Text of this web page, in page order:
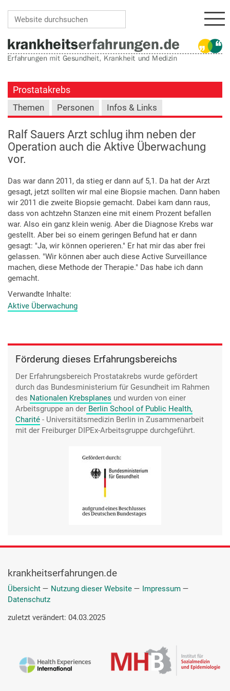
Prostatakrebs
Themen Personen Infos & Links
Ralf Sauers Arzt schlug ihm neben der
Operation auch die Aktive Überwachung
vor.
Das war dann 2011, da stieg er dann auf 5,1. Da hat der Arzt
gesagt, jetzt sollten wir mal eine Biopsie machen. Dann haben
wir 2011 die zweite Biopsie gemacht. Dabei kam dann raus,
dass von achtzehn Stanzen eine mit einem Prozent befallen
war. Also ein ganz klein wenig. Aber die Diagnose Krebs war
gestellt. Aber bei so einem geringen Befund hat er dann
gesagt: "Ja, wir können operieren." Er hat mir das aber frei
gelassen. "Wir können aber auch diese Active Surveillance
machen, diese Methode der Therapie." Das habe ich dann
gemacht.
Verwandte Inhalte
Aktive Überwachung
Förderung dieses Erfahrungsbereichs
Der Erfahrungsbereich Prostatakrebs wurde gefördert
durch das Bundesministerium für Gesundheit im Rahmen
des Nationalen Krebsplanes und wurden von einer
Arbeitsgruppe an der Berlin School of Public Health,
Charité - Universitätsmedizin Berlin in Zusammenarbeit
mit der Freiburger DIPEx-Arbeitsgruppe durchgeführt.
krankheitserfahrungen.de
Übersicht — Nutzung dieser Website — Impressum —
Datenschutz
zuletzt verändert: 04.03.2025